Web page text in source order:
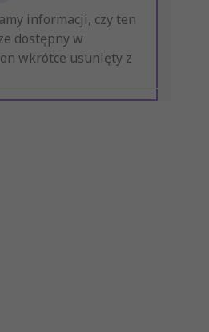
informacji, czy ten
dostępny w
wkrótce usunięty z